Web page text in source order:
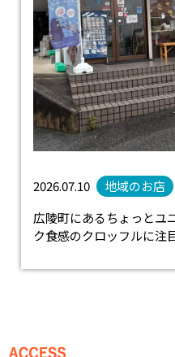
2026.07.10 地域のお店
広陵町にあるちょっとユ
ク食感のクロッフルに注